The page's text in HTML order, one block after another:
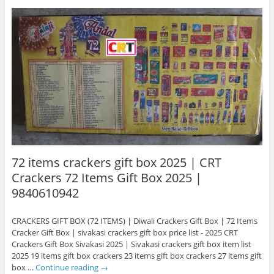
72 items crackers gift box 2025 | CRT
Crackers 72 Items Gift Box 2025 |
9840610942
CRACKERS GIFT BOX (72 ITEMS) | Diwali Crackers Gift Box | 72 Items
Cracker Gift Box | sivakasi crackers gift box price list - 2025 CRT
Crackers Gift Box Sivakasi 2025 | Sivakasi crackers gift box item list
2025 19 items gift box crackers 23 items gift box crackers 27 items gift
box … Continue reading →